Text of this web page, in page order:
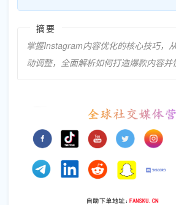
摘要
掌握Instagram内容优化的核心技巧，
动调整，全面解析如何打造爆款内容并